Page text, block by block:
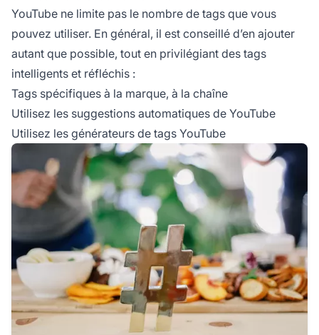
YouTube ne limite pas le nombre de tags que vous
pouvez utiliser. En général, il est conseillé d’en ajouter
autant que possible, tout en privilégiant des tags
intelligents et réfléchis :
Tags spécifiques à la marque, à la chaîne
Utilisez les suggestions automatiques de YouTube
Utilisez les générateurs de tags YouTube